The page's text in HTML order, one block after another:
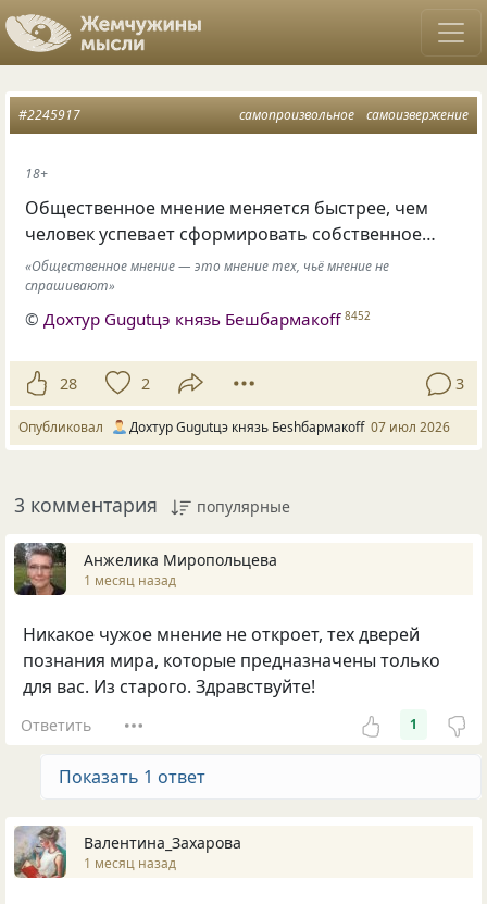
самопроизвольное самоизвержение
#2245917
18+
Общественное мнение меняется быстрее, чем
человек успевает сформировать собственное…
«Общественное мнение — это мнение тех, чьё мнение не
спрашивают»
© Дохтур Gugutцэ князь Бешбармакоff 8452
28 2 3
Опубликовал Дохтур Gugutцэ князь Беshбармакоff 07 июл 2026
3 комментария популярные
Анжелика Миропольцева
1 месяц назад
Никакое чужое мнение не откроет, тех дверей
познания мира, которые предназначены только
для вас. Из старого. Здравствуйте!
Ответить 1
Показать 1 ответ
Валентина_Захарова
1 месяц назад